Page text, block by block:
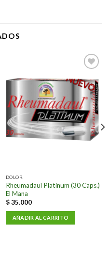
a la
lista de
deseos
DOLOR
Rheumadaul Platinum (30 Caps.)
El Mana
$35.000
AÑADIR AL CARRITO